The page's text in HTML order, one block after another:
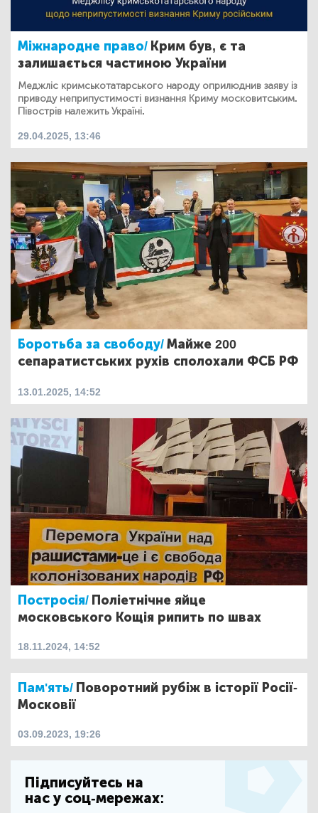
Міжнародне право/ Крим був, є та
залишається частиною України
Меджліс кримськотатарського народу оприлюднив заяву із
приводу неприпустимості визнання Криму московитським.
Півострів належить Україні.
29.04.2025, 13:46
Боротьба за свободу/Майже 200
сепаратистських рухів сполохали ФСБ РФ
13.01.2025, 14:52
Постросія/ Поліетнічне яйце
московського Кощія рипить по швах
18.11.2024, 14:52
Пам'ять/ Поворотний рубіж в історії Росії-
Московії
03.09.2023, 19:26
Підписуйтесь на
нас у соц-мережах: